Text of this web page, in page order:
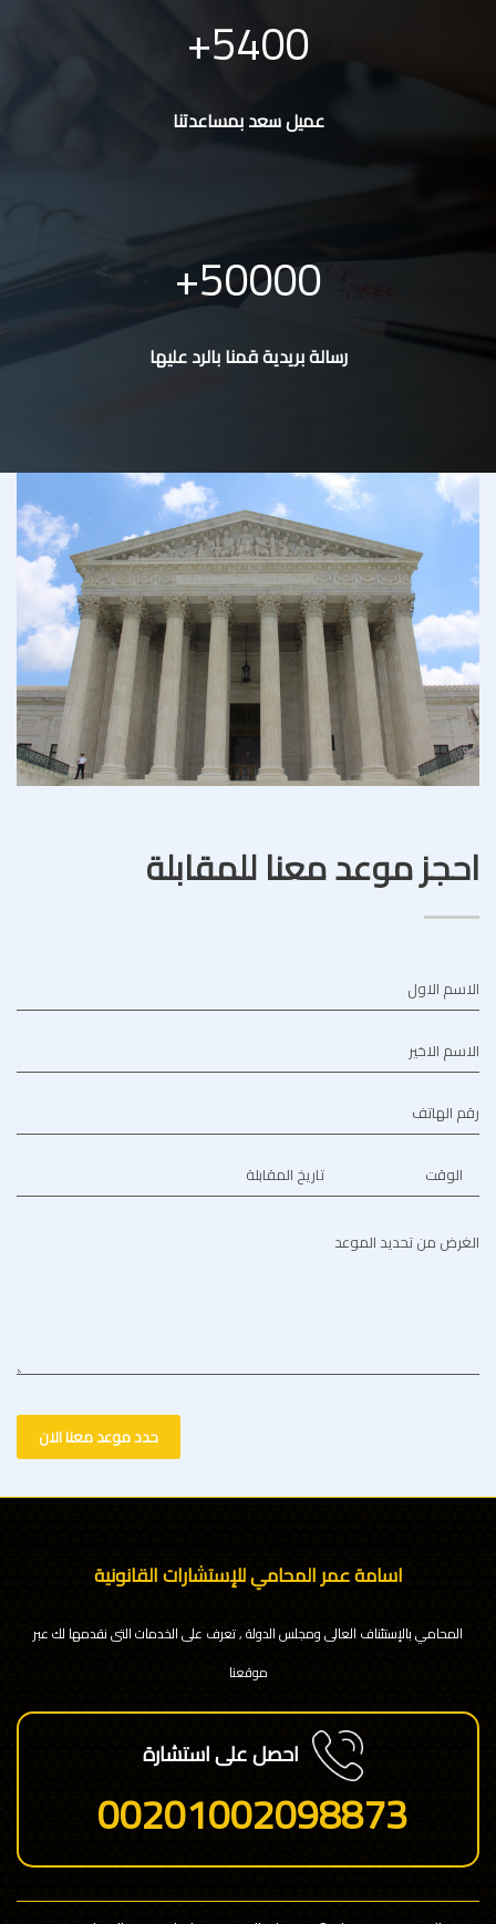
5400
عميل سعد بمساعدتنا
50000
رسالة بريدية قمنا بالرد عليها
احجز موعد معنا للمقابلة
الاسم الاول
الاسم الاخير
رقم الهاتف
تاريخ المقابلة الوقت
الغرض من تحديد الموعد
حدد موعد معنا الان
اسامة عمر المحامي للإستشارات القانونية
المحامي بالإستئناف العالى ومجلس الدولة , تعرف على الخدمات التى نقدمها لك عبر
موقعنا
احصل على استشارة
00201002098873